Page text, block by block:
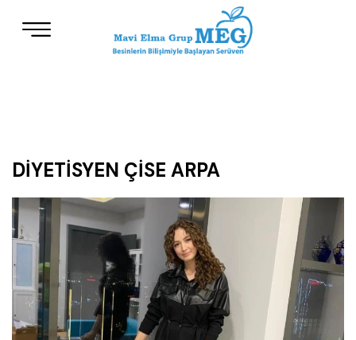
DİYETİSYEN ÇİSE ARPA